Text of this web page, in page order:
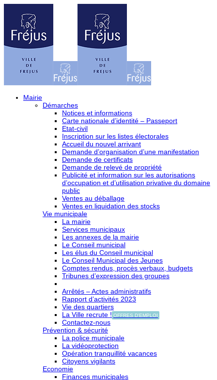
Mairie
Démarches
Notices et informations
Carte nationale d’identité – Passeport
Etat-civil
Inscription sur les listes électorales
Accueil du nouvel arrivant
Demande d’organisation d’une manifestation
Demande de certificats
Demande de relevé de propriété
Publicité et information sur les autorisations
d’occupation et d’utilisation privative du domaine
public
Ventes au déballage
Ventes en liquidation des stocks
Vie municipale
La mairie
Services municipaux
Les annexes de la mairie
Le Conseil municipal
Les élus du Conseil municipal
Le Conseil Municipal des Jeunes
Comptes rendus, procès verbaux, budgets
Tribunes d’expression des groupes
Arrêtés – Actes administratifs
Rapport d’activités 2023
Vie des quartiers
La Ville recrute ! OFFRES D'EMPLOI
Contactez-nous
Prévention & sécurité
La police municipale
La vidéoprotection
Opération tranquillité vacances
Citoyens vigilants
Economie
Finances municipales